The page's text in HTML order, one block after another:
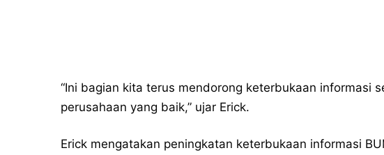
“Ini bagian kita terus mendorong keterbukaan informasi
perusahaan yang baik,” ujar Erick.
Erick mengatakan peningkatan keterbukaan informasi